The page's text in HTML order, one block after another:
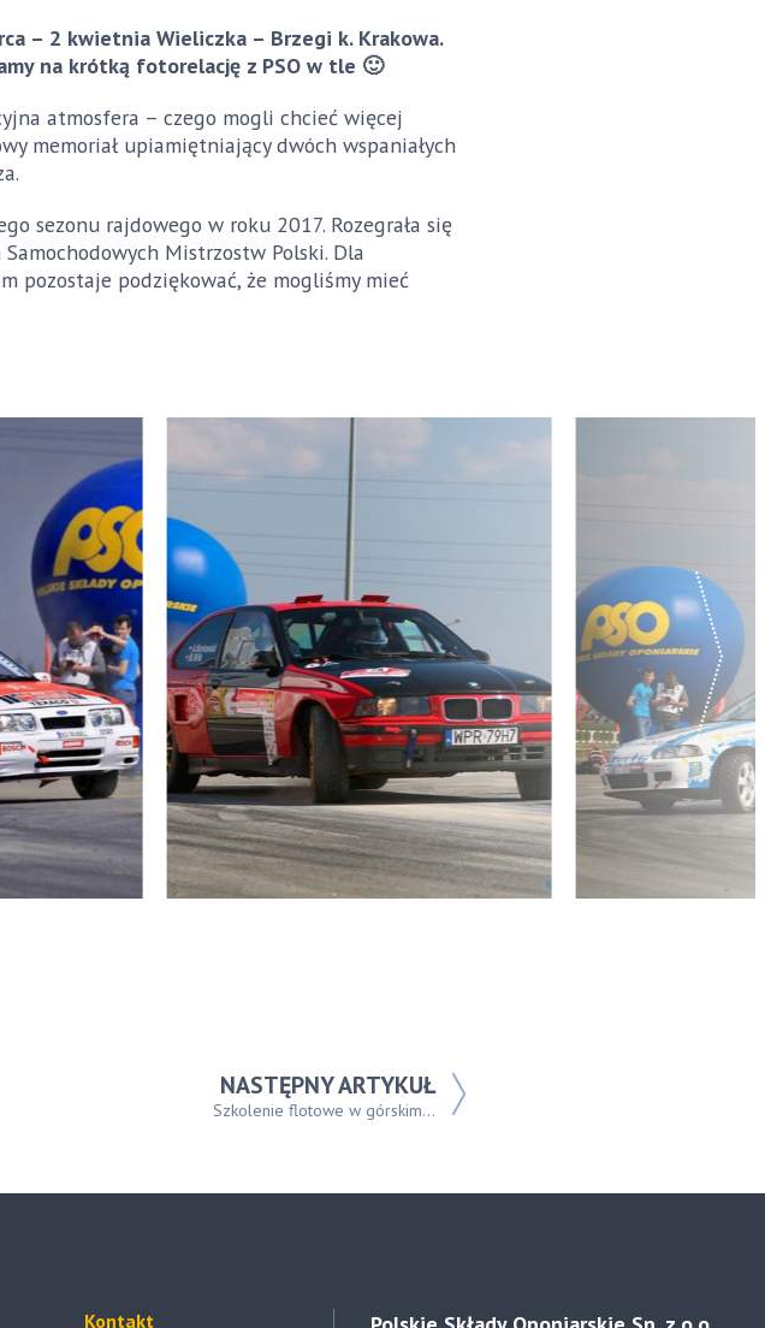
– 2 kwietnia Wieliczka – Brzegi k. Krakowa.
na krótką fotorelację z PSO w tle 🙂
atmosfera – czego mogli chcieć więcej
memoriał upiamiętniający dwóch wspaniałych
sezonu rajdowego w roku 2017. Rozegrała się
Mistrzostw Polski. Dla
pozostaje podziękować, że mogliśmy mieć
NASTĘPNY ARTYKUŁ
Szkolenie flotowe w górskim...
Kontakt